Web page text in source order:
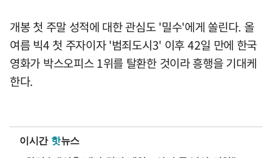
개봉 첫 주말 성적에 대한 관심도 '밀수'에게 쏠린다. 올
여름 빅4 첫 주자이자 '범죄도시3' 이후 42일 만에 한국
영화가 박스오피스 1위를 탈환한 것이라 흥행을 기대케
한다.
이시간 핫뉴스